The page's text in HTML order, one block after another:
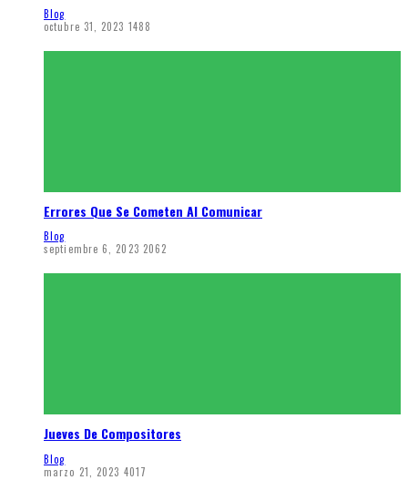
Blog
octubre 31, 2023 1488
Errores Que Se Cometen Al Comunicar
Blog
septiembre 6, 2023 2062
Jueves De Compositores
Blog
marzo 21, 2023 4017